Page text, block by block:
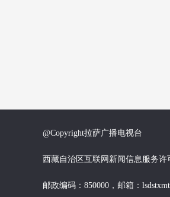
@Copyright拉萨广播电视台
西藏自治区互联网新闻信息服务
邮政编码：850000，邮箱：